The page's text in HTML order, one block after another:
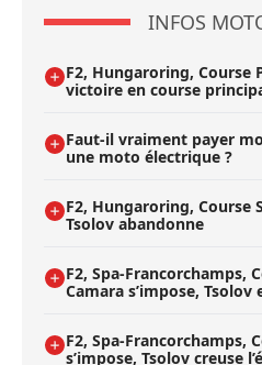
INFOS
F2, Hungaroring, Course
victoire en course
Faut-il vraiment payer
une moto électrique ?
F2, Hungaroring, Course
Tsolov abandonne
F2, Spa-Francorchamps,
Camara s’impose, Tsolov
F2, Spa-Francorchamps,
s’impose, Tsolov creuse